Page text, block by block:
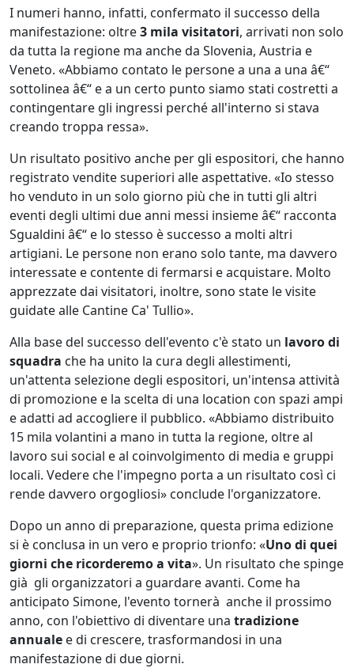
I numeri hanno, infatti, confermato il successo della
manifestazione: oltre3 mila visitatori, arrivati non solo
da tutta la regione ma anche da Slovenia, Austria e
Veneto. «Abbiamo contato le persone a una a una â€“
sottolinea â€“ e a un certo punto siamo stati costretti a
contingentare gli ingressi perché all'interno si stava
creando troppa ressa».
Un risultato positivo anche per gli espositori, che hanno
registrato vendite superiori alle aspettative. «Io stesso
ho venduto in un solo giorno più che in tutti gli altri
eventi degli ultimi due anni messi insieme â€“ racconta
Sgualdini â€“ e lo stesso è successo a molti altri
artigiani. Le persone non erano solo tante, ma davvero
interessate e contente di fermarsi e acquistare. Molto
apprezzate dai visitatori, inoltre, sono state le visite
guidate alle Cantine Ca' Tullio».
Alla base del successo dell'evento c'è stato un lavoro di
squadra che ha unito la cura degli allestimenti,
un'attenta selezione degli espositori, un'intensa attività
di promozione e la scelta di una location con spazi ampi
e adatti ad accogliere il pubblico. «Abbiamo distribuito
15 mila volantini a mano in tutta la regione, oltre al
lavoro sui social e al coinvolgimento di media e gruppi
locali. Vedere che l'impegno porta a un risultato così ci
rende davvero orgogliosi» conclude l'organizzatore.
Dopo un anno di preparazione, questa prima edizione
si è conclusa in un vero e proprio trionfo: «Uno di quei
giorni che ricorderemo a vita». Un risultato che spinge
già gli organizzatori a guardare avanti. Come ha
anticipato Simone, l'evento tornerà anche il prossimo
anno, con l'obiettivo di diventare una tradizione
annuale e di crescere, trasformandosi in una
manifestazione di due giorni.